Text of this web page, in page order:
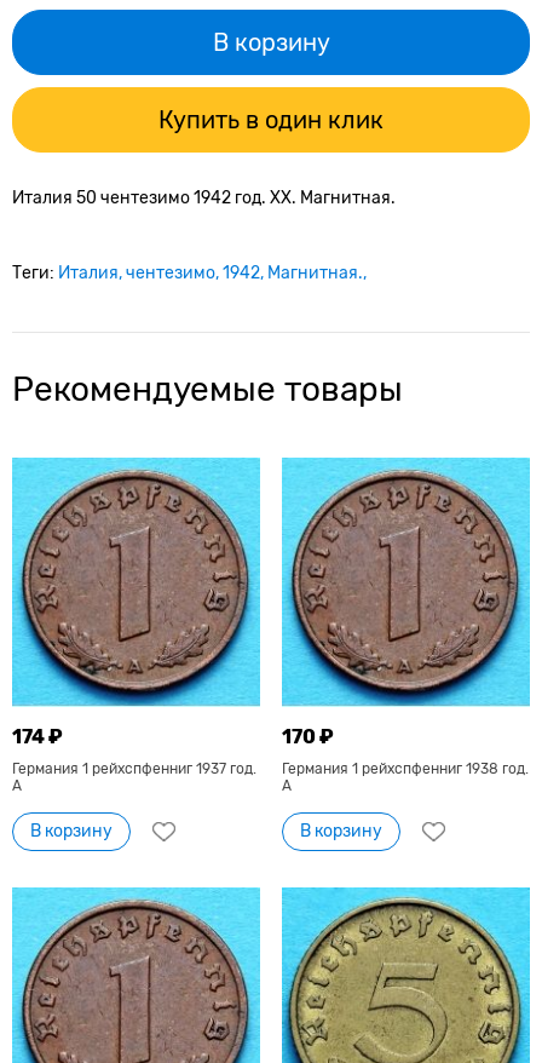
В корзину
Купить в один клик
Италия 50 чентезимо 1942 год. XX. Магнитная.
Теги: Италия чентезимо 1942 Магнитная.
Рекомендуемые товары
174 ₽
Германия 1 рейхспфенниг 1937 год.
A
В корзину
170 ₽
Германия 1 рейхспфенниг 1938 год.
A
В корзину